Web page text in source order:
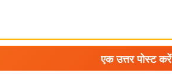
एक उत्तर पोस्ट करें